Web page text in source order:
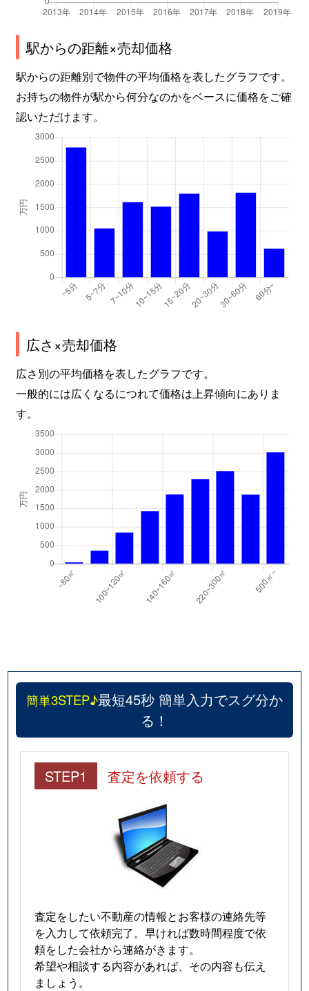
駅からの距離×売却価格
駅からの距離別で物件の平均価格を表したグラフです。
お持ちの物件が駅から何分なのかをベースに価格をご確
認いただけます。
広さ×売却価格
広さ別の平均価格を表したグラフです。
一般的には広くなるにつれて価格は上昇傾向にありま
す。
簡単3STEP♪最短45秒 簡単入力でスグ分か
る！
STEP1 査定を依頼する
査定をしたい不動産の情報とお客様の連絡先等
を入力して依頼完了。早ければ数時間程度で依
頼をした会社から連絡がきます。
希望や相談する内容があれば、その内容も伝え
ましょう。